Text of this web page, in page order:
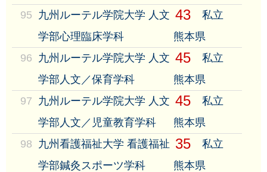
95 九州ルーテル学院大学 人文
学部心理臨床学科
43
私立
熊本県
96 九州ルーテル学院大学 人文
学部人文／保育学科
45
私立
熊本県
97 九州ルーテル学院大学 人文
学部人文／児童教育学科
45
私立
熊本県
98 九州看護福祉大学 看護福祉
学部鍼灸スポーツ学科
35
私立
熊本県